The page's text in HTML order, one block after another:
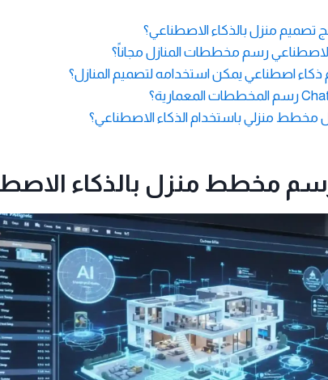
تصميم منزل بالذكاء الاصطناعي؟
رسم مخططات المنازل مجاناً؟
اصطناعي يمكن استخدامه لتصميم المنازل؟
مخطط منزلي باستخدام الذكاء الاصطناعي؟
مخطط منزل بالذكاء